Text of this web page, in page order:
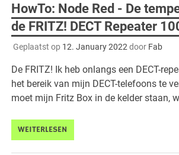
HowTo: Node Red - De
de FRITZ! DECT Repeater
Geplaatst op 12. January 2022door Fab
De FRITZ! Ik heb onlangs een DECT-
het bereik van mijn DECT-telefoons te
moet mijn Fritz Box in de kelder staan,
WEITERLESEN